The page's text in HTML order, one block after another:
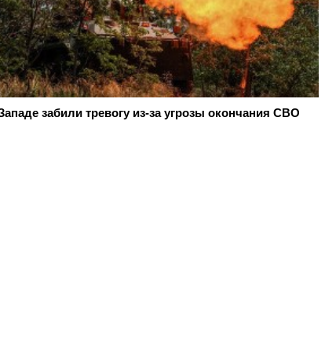
забили тревогу из-за угрозы окончания СВО